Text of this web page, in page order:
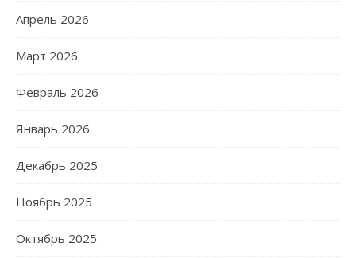
Апрель 2026
Март 2026
Февраль 2026
Январь 2026
Декабрь 2025
Ноябрь 2025
Октябрь 2025